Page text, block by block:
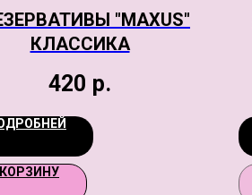
"MAXUS"
КЛАССИКА
420 р.
КОРЗИНУ